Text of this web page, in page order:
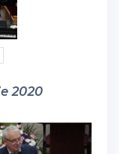
2020